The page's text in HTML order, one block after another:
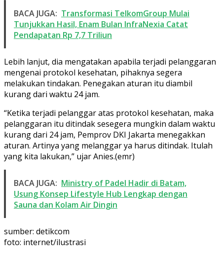
BACA JUGA: Transformasi TelkomGroup Mulai
Tunjukkan Hasil, Enam Bulan InfraNexia Catat
Pendapatan Rp 7,7 Triliun
Lebih lanjut, dia mengatakan apabila terjadi pelanggaran
mengenai protokol kesehatan, pihaknya segera
melakukan tindakan. Penegakan aturan itu diambil
kurang dari waktu 24 jam.
“Ketika terjadi pelanggar atas protokol kesehatan, maka
pelanggaran itu ditindak sesegera mungkin dalam waktu
kurang dari 24 jam, Pemprov DKI Jakarta menegakkan
aturan. Artinya yang melanggar ya harus ditindak. Itulah
yang kita lakukan,” ujar Anies.(emr)
BACA JUGA: Ministry of Padel Hadir di Batam,
Usung Konsep Lifestyle Hub Lengkap dengan
Sauna dan Kolam Air Dingin
sumber: detikcom
foto: internet/ilustrasi